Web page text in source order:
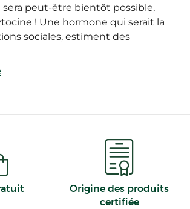
sera peut-être bientôt possible,
! Une hormone qui serait la
sociales, estiment des
Origine des produits
certifiée